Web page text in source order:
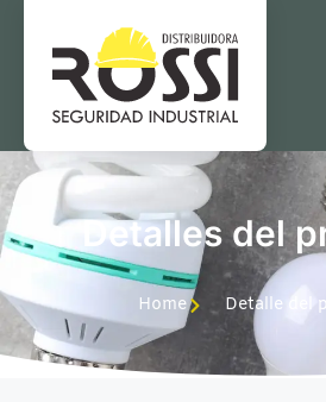
Detalles del
Home Detalle del